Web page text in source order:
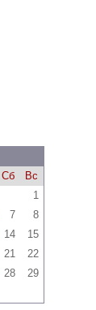
Сб
Вс
1
7
8
14
15
21
22
28
29